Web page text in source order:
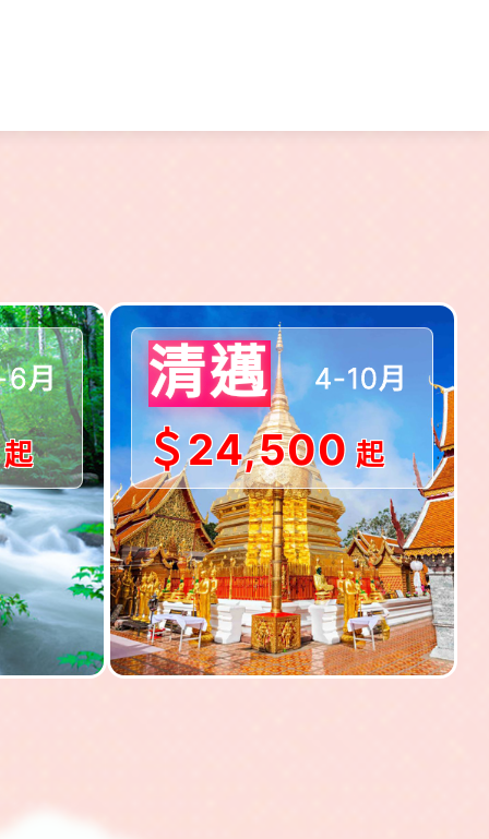
6月
發!!
清邁
＄24,500
4-10月
$出發!!